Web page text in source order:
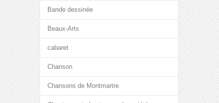
Bande dessinée
Beaux-Arts
cabaret
Chanson
Chansons de Montmartre